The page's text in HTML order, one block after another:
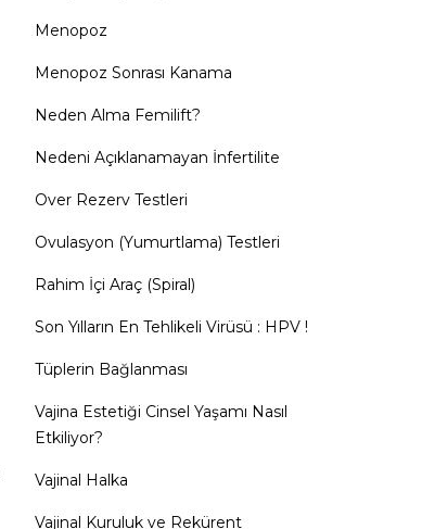
Menopoz
Menopoz Sonrası Kanama
Neden Alma Femilift?
Nedeni Açıklanamayan İnfertilite
Over Rezerv Testleri
Ovulasyon (Yumurtlama) Testleri
Rahim İçi Araç (Spiral)
Son Yılların En Tehlikeli Virüsü : HPV !
Tüplerin Bağlanması
Vajina Estetiği Cinsel Yaşamı Nasıl
Etkiliyor?
Vajinal Halka
Vajinal Kuruluk ve Rekürent